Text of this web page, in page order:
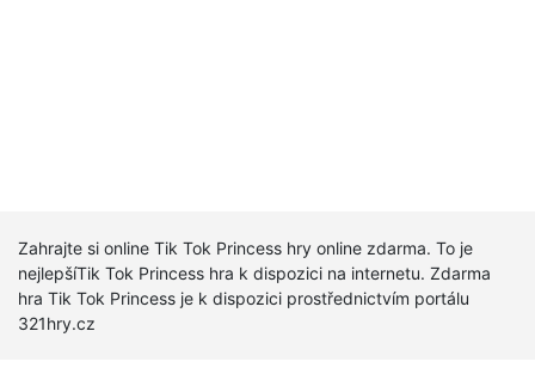
Zahrajte si online Tik Tok Princess hry online zdarma. To je
nejlepšíTik Tok Princess hra k dispozici na internetu. Zdarma
hra Tik Tok Princess je k dispozici prostřednictvím portálu
321hry.cz